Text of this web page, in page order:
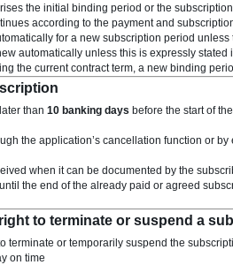
the initial binding period or the
according to the payment and
for a new subscription period
automatically unless this is expressly
the current contract term, a new binding
than 10 banking days before the start of
the application’s cancellation function or
when it can be documented by the
the end of the already paid or agreed
to terminate or suspend a
terminate or temporarily suspend the
on time